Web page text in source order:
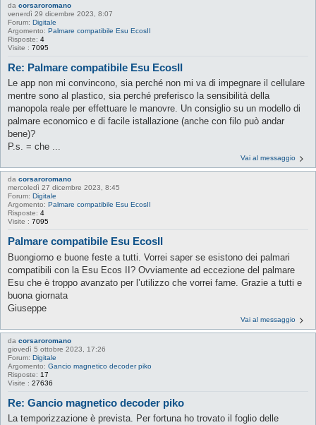
da corsaroromano
venerdì 29 dicembre 2023, 8:07
Forum: Digitale
Argomento: Palmare compatibile Esu EcosII
Risposte: 4
Visite : 7095
Re: Palmare compatibile Esu EcosII
Le app non mi convincono, sia perché non mi va di impegnare il cellulare
mentre sono al plastico, sia perché preferisco la sensibilità della
manopola reale per effettuare le manovre. Un consiglio su un modello di
palmare economico e di facile istallazione (anche con filo può andar
bene)?
P.s. = che ...
Vai al messaggio
da corsaroromano
mercoledì 27 dicembre 2023, 8:45
Forum: Digitale
Argomento: Palmare compatibile Esu EcosII
Risposte: 4
Visite : 7095
Palmare compatibile Esu EcosII
Buongiorno e buone feste a tutti. Vorrei saper se esistono dei palmari
compatibili con la Esu Ecos II? Ovviamente ad eccezione del palmare
Esu che è troppo avanzato per l’utilizzo che vorrei farne. Grazie a tutti e
buona giornata
Giuseppe
Vai al messaggio
da corsaroromano
giovedì 5 ottobre 2023, 17:26
Forum: Digitale
Argomento: Gancio magnetico decoder piko
Risposte: 17
Visite : 27636
Re: Gancio magnetico decoder piko
La temporizzazione è prevista. Per fortuna ho trovato il foglio delle